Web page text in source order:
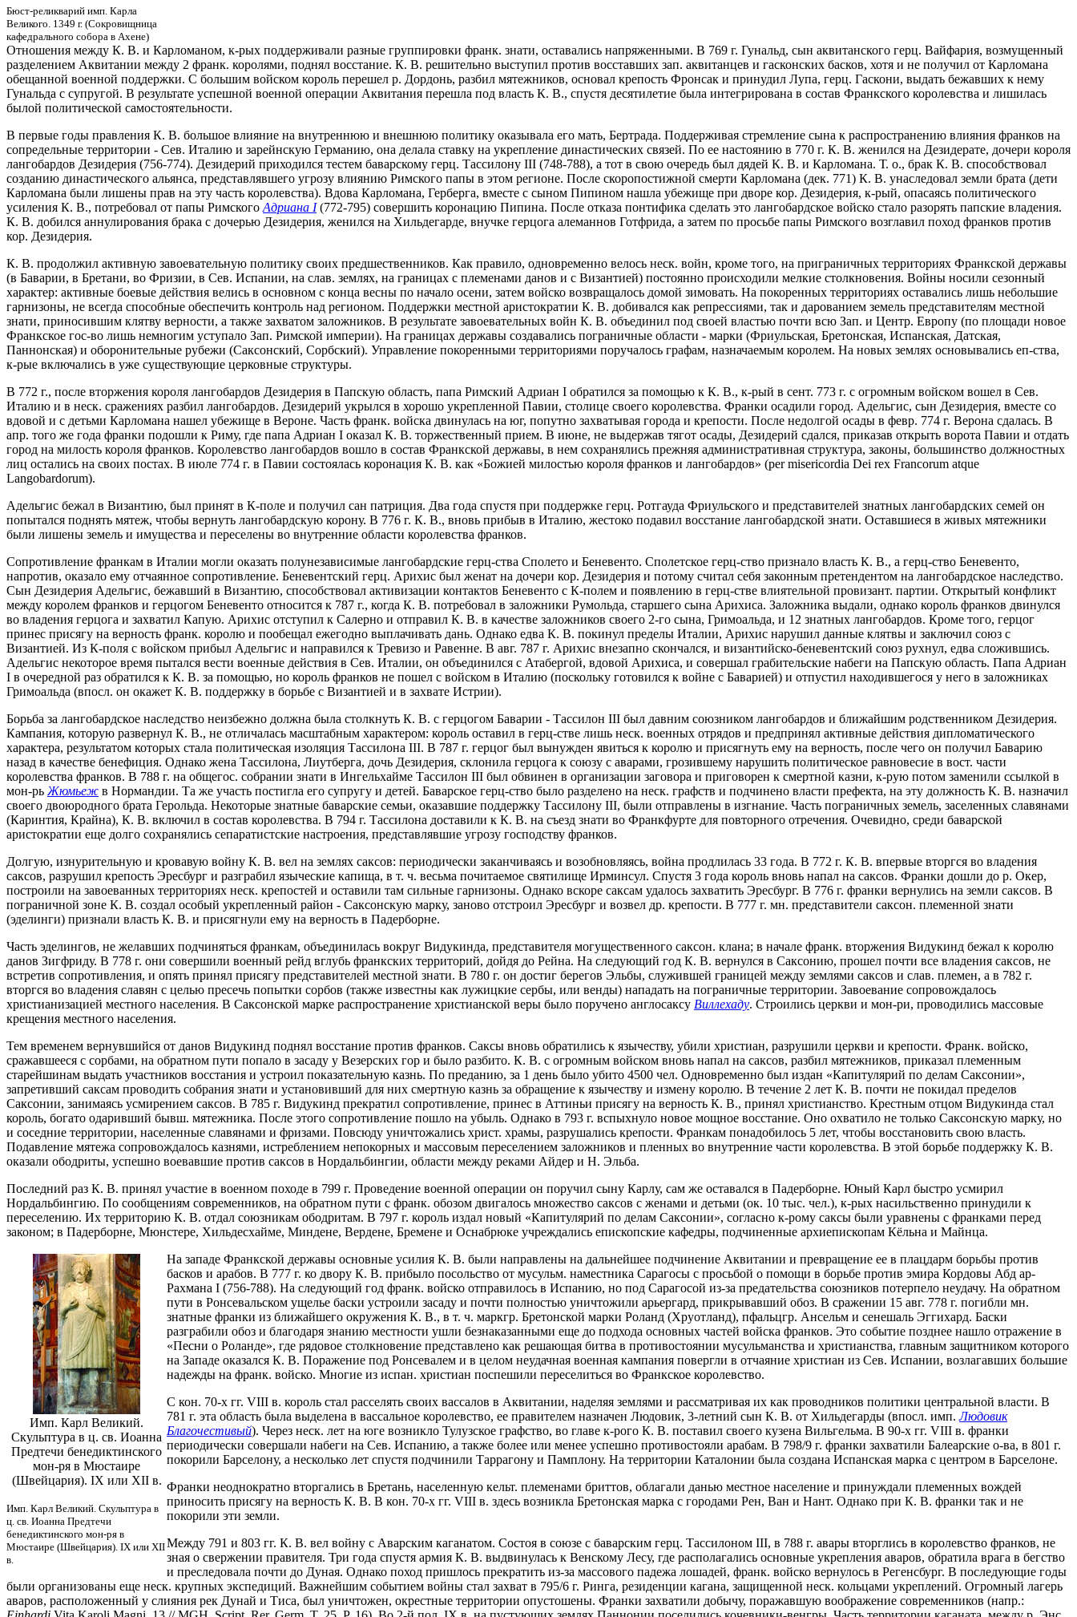
Бюст-реликварий имп. Карла
Великого. 1349 г. (Сокровищница
кафедрального собора в Ахене)
Отношения между К. В. и Карломаном, к-рых поддерживали разные группировки франк. знати, оставались напряженными. В 769 г. Гунальд, сын аквитанского герц. Вайфария, возмущенный
разделением Аквитании между 2 франк. королями, поднял восстание. К. В. решительно выступил против восставших зап. аквитанцев и гасконских басков, хотя и не получил от Карломана
обещанной военной поддержки. С большим войском король перешел р. Дордонь, разбил мятежников, основал крепость Фронсак и принудил Лупа, герц. Гаскони, выдать бежавших к нему
Гунальда с супругой. В результате успешной военной операции Аквитания перешла под власть К. В., спустя десятилетие была интегрирована в состав Франкского королевства и лишилась
былой политической самостоятельности.
В первые годы правления К. В. большое влияние на внутреннюю и внешнюю политику оказывала его мать, Бертрада. Поддерживая стремление сына к распространению влияния франков на
сопредельные территории - Сев. Италию и зарейнскую Германию, она делала ставку на укрепление династических связей. По ее настоянию в 770 г. К. В. женился на Дезидерате, дочери короля
лангобардов Дезидерия (756-774). Дезидерий приходился тестем баварскому герц. Тассилону III (748-788), а тот в свою очередь был дядей К. В. и Карломана. Т. о., брак К. В. способствовал
созданию династического альянса, представлявшего угрозу влиянию Римского папы в этом регионе. После скоропостижной смерти Карломана (дек. 771) К. В. унаследовал земли брата (дети
Карломана были лишены прав на эту часть королевства). Вдова Карломана, Герберга, вместе с сыном Пипином нашла убежище при дворе кор. Дезидерия, к-рый, опасаясь политического
усиления К. В., потребовал от папы Римского Адриана I(772-795) совершить коронацию Пипина. После отказа понтифика сделать это лангобардское войско стало разорять папские владения.
К. В. добился аннулирования брака с дочерью Дезидерия, женился на Хильдегарде, внучке герцога алеманнов Готфрида, а затем по просьбе папы Римского возглавил поход франков против
кор. Дезидерия.
К. В. продолжил активную завоевательную политику своих предшественников. Как правило, одновременно велось неск. войн, кроме того, на приграничных территориях Франкской державы
(в Баварии, в Бретани, во Фризии, в Сев. Испании, на слав. землях, на границах с племенами данов и с Византией) постоянно происходили мелкие столкновения. Войны носили сезонный
характер: активные боевые действия велись в основном с конца весны по начало осени, затем войско возвращалось домой зимовать. На покоренных территориях оставались лишь небольшие
гарнизоны, не всегда способные обеспечить контроль над регионом. Поддержки местной аристократии К. В. добивался как репрессиями, так и дарованием земель представителям местной
знати, приносившим клятву верности, а также захватом заложников. В результате завоевательных войн К. В. объединил под своей властью почти всю Зап. и Центр. Европу (по площади новое
Франкское гос-во лишь немногим уступало Зап. Римской империи). На границах державы создавались пограничные области - марки (Фриульская, Бретонская, Испанская, Датская,
Паннонская) и оборонительные рубежи (Саксонский, Сорбский). Управление покоренными территориями поручалось графам, назначаемым королем. На новых землях основывались еп-ства,
к-рые включались в уже существующие церковные структуры.
В 772 г., после вторжения короля лангобардов Дезидерия в Папскую область, папа Римский Адриан I обратился за помощью к К. В., к-рый в сент. 773 г. с огромным войском вошел в Сев.
Италию и в неск. сражениях разбил лангобардов. Дезидерий укрылся в хорошо укрепленной Павии, столице своего королевства. Франки осадили город. Адельгис, сын Дезидерия, вместе со
вдовой и с детьми Карломана нашел убежище в Вероне. Часть франк. войска двинулась на юг, попутно захватывая города и крепости. После недолгой осады в февр. 774 г. Верона сдалась. В
апр. того же года франки подошли к Риму, где папа Адриан I оказал К. В. торжественный прием. В июне, не выдержав тягот осады, Дезидерий сдался, приказав открыть ворота Павии и отдать
город на милость короля франков. Королевство лангобардов вошло в состав Франкской державы, в нем сохранялись прежняя административная структура, законы, большинство должностных
лиц остались на своих постах. В июле 774 г. в Павии состоялась коронация К. В. как «Божией милостью короля франков и лангобардов» (per misericordia Dei rex Francorum atque
Langobardorum).
Адельгис бежал в Византию, был принят в К-поле и получил сан патриция. Два года спустя при поддержке герц. Ротгауда Фриульского и представителей знатных лангобардских семей он
попытался поднять мятеж, чтобы вернуть лангобардскую корону. В 776 г. К. В., вновь прибыв в Италию, жестоко подавил восстание лангобардской знати. Оставшиеся в живых мятежники
были лишены земель и имущества и переселены во внутренние области королевства франков.
Сопротивление франкам в Италии могли оказать полунезависимые лангобардские герц-ства Сполето и Беневенто. Сполетское герц-ство признало власть К. В., а герц-ство Беневенто,
напротив, оказало ему отчаянное сопротивление. Беневентский герц. Арихис был женат на дочери кор. Дезидерия и потому считал себя законным претендентом на лангобардское наследство.
Сын Дезидерия Адельгис, бежавший в Византию, способствовал активизации контактов Беневенто с К-полем и появлению в герц-стве влиятельной провизант. партии. Открытый конфликт
между королем франков и герцогом Беневенто относится к 787 г., когда К. В. потребовал в заложники Румольда, старшего сына Арихиса. Заложника выдали, однако король франков двинулся
во владения герцога и захватил Капую. Арихис отступил к Салерно и отправил К. В. в качестве заложников своего 2-го сына, Гримоальда, и 12 знатных лангобардов. Кроме того, герцог
принес присягу на верность франк. королю и пообещал ежегодно выплачивать дань. Однако едва К. В. покинул пределы Италии, Арихис нарушил данные клятвы и заключил союз с
Византией. Из К-поля с войском прибыл Адельгис и направился к Тревизо и Равенне. В авг. 787 г. Арихис внезапно скончался, и византийско-беневентский союз рухнул, едва сложившись.
Адельгис некоторое время пытался вести военные действия в Сев. Италии, он объединился с Атабергой, вдовой Арихиса, и совершал грабительские набеги на Папскую область. Папа Адриан
I в очередной раз обратился к К. В. за помощью, но король франков не пошел с войском в Италию (поскольку готовился к войне с Баварией) и отпустил находившегося у него в заложниках
Гримоальда (впосл. он окажет К. В. поддержку в борьбе с Византией и в захвате Истрии).
Борьба за лангобардское наследство неизбежно должна была столкнуть К. В. с герцогом Баварии - Тассилон III был давним союзником лангобардов и ближайшим родственником Дезидерия.
Кампания, которую развернул К. В., не отличалась масштабным характером: король оставил в герц-стве лишь неск. военных отрядов и предпринял активные действия дипломатического
характера, результатом которых стала политическая изоляция Тассилона III. В 787 г. герцог был вынужден явиться к королю и присягнуть ему на верность, после чего он получил Баварию
назад в качестве бенефиция. Однако жена Тассилона, Лиутберга, дочь Дезидерия, склонила герцога к союзу с аварами, грозившему нарушить политическое равновесие в вост. части
королевства франков. В 788 г. на общегос. собрании знати в Ингельхайме Тассилон III был обвинен в организации заговора и приговорен к смертной казни, к-рую потом заменили ссылкой в
мон-рь Жюмьеж в Нормандии. Та же участь постигла его супругу и детей. Баварское герц-ство было разделено на неск. графств и подчинено власти префекта, на эту должность К. В. назначил
своего двоюродного брата Герольда. Некоторые знатные баварские семьи, оказавшие поддержку Тассилону III, были отправлены в изгнание. Часть пограничных земель, заселенных славянами
(Каринтия, Крайна), К. В. включил в состав королевства. В 794 г. Тассилона доставили к К. В. на съезд знати во Франкфурте для повторного отречения. Очевидно, среди баварской
аристократии еще долго сохранялись сепаратистские настроения, представлявшие угрозу господству франков.
Долгую, изнурительную и кровавую войну К. В. вел на землях саксов: периодически заканчиваясь и возобновляясь, война продлилась 33 года. В 772 г. К. В. впервые вторгся во владения
саксов, разрушил крепость Эресбург и разграбил языческие капища, в т. ч. весьма почитаемое святилище Ирминсул. Спустя 3 года король вновь напал на саксов. Франки дошли до р. Окер,
построили на завоеванных территориях неск. крепостей и оставили там сильные гарнизоны. Однако вскоре саксам удалось захватить Эресбург. В 776 г. франки вернулись на земли саксов. В
пограничной зоне К. В. создал особый укрепленный район - Саксонскую марку, заново отстроил Эресбург и возвел др. крепости. В 777 г. мн. представители саксон. племенной знати
(эделинги) признали власть К. В. и присягнули ему на верность в Падерборне.
Часть эделингов, не желавших подчиняться франкам, объединилась вокруг Видукинда, представителя могущественного саксон. клана; в начале франк. вторжения Видукинд бежал к королю
данов Зигфриду. В 778 г. они совершили военный рейд вглубь франкских территорий, дойдя до Рейна. На следующий год К. В. вернулся в Саксонию, прошел почти все владения саксов, не
встретив сопротивления, и опять принял присягу представителей местной знати. В 780 г. он достиг берегов Эльбы, служившей границей между землями саксов и слав. племен, а в 782 г.
вторгся во владения славян с целью пресечь попытки сорбов (также известны как лужицкие сербы, или венды) нападать на пограничные территории. Завоевание сопровождалось
христианизацией местного населения. В Саксонской марке распространение христианской веры было поручено англосаксу Виллехаду. Строились церкви и мон-ри, проводились массовые
крещения местного населения.
Тем временем вернувшийся от данов Видукинд поднял восстание против франков. Саксы вновь обратились к язычеству, убили христиан, разрушили церкви и крепости. Франк. войско,
сражавшееся с сорбами, на обратном пути попало в засаду у Везерских гор и было разбито. К. В. с огромным войском вновь напал на саксов, разбил мятежников, приказал племенным
старейшинам выдать участников восстания и устроил показательную казнь. По преданию, за 1 день было убито 4500 чел. Одновременно был издан «Капитулярий по делам Саксонии»,
запретивший саксам проводить собрания знати и установивший для них смертную казнь за обращение к язычеству и измену королю. В течение 2 лет К. В. почти не покидал пределов
Саксонии, занимаясь усмирением саксов. В 785 г. Видукинд прекратил сопротивление, принес в Аттиньи присягу на верность К. В., принял христианство. Крестным отцом Видукинда стал
король, богато одаривший бывш. мятежника. После этого сопротивление пошло на убыль. Однако в 793 г. вспыхнуло новое мощное восстание. Оно охватило не только Саксонскую марку, но
и соседние территории, населенные славянами и фризами. Повсюду уничтожались христ. храмы, разрушались крепости. Франкам понадобилось 5 лет, чтобы восстановить свою власть.
Подавление мятежа сопровождалось казнями, истреблением непокорных и массовым переселением заложников и пленных во внутренние части королевства. В этой борьбе поддержку К. В.
оказали ободриты, успешно воевавшие против саксов в Нордальбингии, области между реками Айдер и Н. Эльба.
Последний раз К. В. принял участие в военном походе в 799 г. Проведение военной операции он поручил сыну Карлу, сам же оставался в Падерборне. Юный Карл быстро усмирил
Нордальбингию. По сообщениям современников, на обратном пути с франк. обозом двигалось множество саксов с женами и детьми (ок. 10 тыс. чел.), к-рых насильственно принудили к
переселению. Их территорию К. В. отдал союзникам ободритам. В 797 г. король издал новый «Капитулярий по делам Саксонии», согласно к-рому саксы были уравнены с франками перед
законом; в Падерборне, Мюнстере, Хильдесхайме, Миндене, Вердене, Бремене и Оснабрюке учреждались епископские кафедры, подчиненные архиепископам Кёльна и Майнца.
Имп. Карл Великий.
Скульптура в ц. св. Иоанна
Предтечи бенедиктинского
мон-ря в Мюстаире
(Швейцария). IX или XII в.
Имп. Карл Великий. Скульптура в
ц. св. Иоанна Предтечи
бенедиктинского мон-ря в
Мюстаире (Швейцария). IX или XII
в.
На западе Франкской державы основные усилия К. В. были направлены на дальнейшее подчинение Аквитании и превращение ее в плацдарм борьбы против
басков и арабов. В 777 г. ко двору К. В. прибыло посольство от мусульм. наместника Сарагосы с просьбой о помощи в борьбе против эмира Кордовы Абд ар-
Рахмана I (756-788). На следующий год франк. войско отправилось в Испанию, но под Сарагосой из-за предательства союзников потерпело неудачу. На обратном
пути в Ронсевальском ущелье баски устроили засаду и почти полностью уничтожили арьергард, прикрывавший обоз. В сражении 15 авг. 778 г. погибли мн.
знатные франки из ближайшего окружения К. В., в т. ч. маркгр. Бретонской марки Роланд (Хруотланд), пфальцгр. Ансельм и сенешаль Эггихард. Баски
разграбили обоз и благодаря знанию местности ушли безнаказанными еще до подхода основных частей войска франков. Это событие позднее нашло отражение в
«Песни о Роланде», где рядовое столкновение представлено как решающая битва в противостоянии мусульманства и христианства, главным защитником которого
на Западе оказался К. В. Поражение под Ронсевалем и в целом неудачная военная кампания повергли в отчаяние христиан из Сев. Испании, возлагавших большие
надежды на франк. войско. Многие из испан. христиан поспешили переселиться во Франкское королевство.
С кон. 70-х гг. VIII в. король стал расселять своих вассалов в Аквитании, наделяя землями и рассматривая их как проводников политики центральной власти. В
781 г. эта область была выделена в вассальное королевство, ее правителем назначен Людовик, 3-летний сын К. В. от Хильдегарды (впосл. имп.Людовик
Благочестивый). Через неск. лет на юге возникло Тулузское графство, во главе к-рого К. В. поставил своего кузена Вильгельма. В 90-х гг. VIII в. франки
периодически совершали набеги на Сев. Испанию, а также более или менее успешно противостояли арабам. В 798/9 г. франки захватили Балеарские о-ва, в 801 г.
покорили Барселону, а несколько лет спустя подчинили Таррагону и Памплону. На территории Каталонии была создана Испанская марка с центром в Барселоне.
Франки неоднократно вторгались в Бретань, населенную кельт. племенами бриттов, облагали данью местное население и принуждали племенных вождей
приносить присягу на верность К. В. В кон. 70-х гг. VIII в. здесь возникла Бретонская марка с городами Рен, Ван и Нант. Однако при К. В. франки так и не
покорили эти земли.
Между 791 и 803 гг. К. В. вел войну с Аварским каганатом. Состоя в союзе с баварским герц. Тассилоном III, в 788 г. авары вторглись в королевство франков, не
зная о свержении правителя. Три года спустя армия К. В. выдвинулась к Венскому Лесу, где располагались основные укрепления аваров, обратила врага в бегство
и преследовала почти до Дуная. Однако поход пришлось прекратить из-за массового падежа лошадей, франк. войско вернулось в Регенсбург. В последующие годы
были организованы еще неск. крупных экспедиций. Важнейшим событием войны стал захват в 795/6 г. Ринга, резиденции кагана, защищенной неск. кольцами укреплений. Огромный лагерь
аваров, расположенный у слияния рек Дунай и Тиса, был уничтожен, окрестные территории опустошены. Франки захватили добычу, поражавшую воображение современников (напр.: